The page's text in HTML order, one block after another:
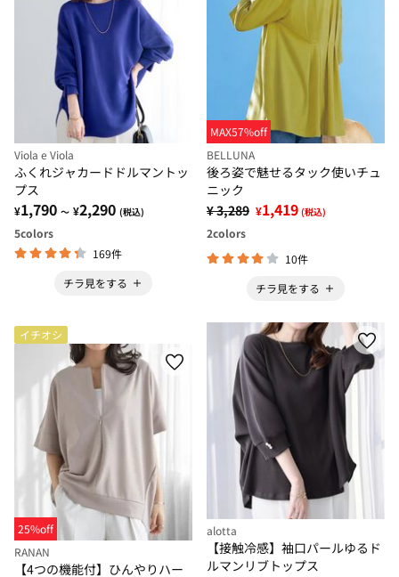
Viola e Viola
ふくれジャカードドルマントッ
プス
¥1,790 ～ ¥2,290 (税込)
5colors
169件
チラ見をする
MAX57%off
BELLUNA
後ろ姿で魅せるタック使いチュ
ニック
¥ 3,289 ¥1,419 (税込)
2colors
10件
チラ見をする
イチオシ
25%off
RANAN
【4つの機能付】ひんやりハー
alotta
【接触冷感】袖口パールゆるド
ルマンリブトップス